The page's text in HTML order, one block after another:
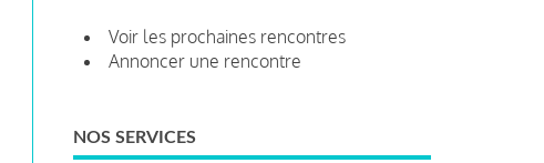
Voir les prochaines rencontres
Annoncer une rencontre
NOS SERVICES